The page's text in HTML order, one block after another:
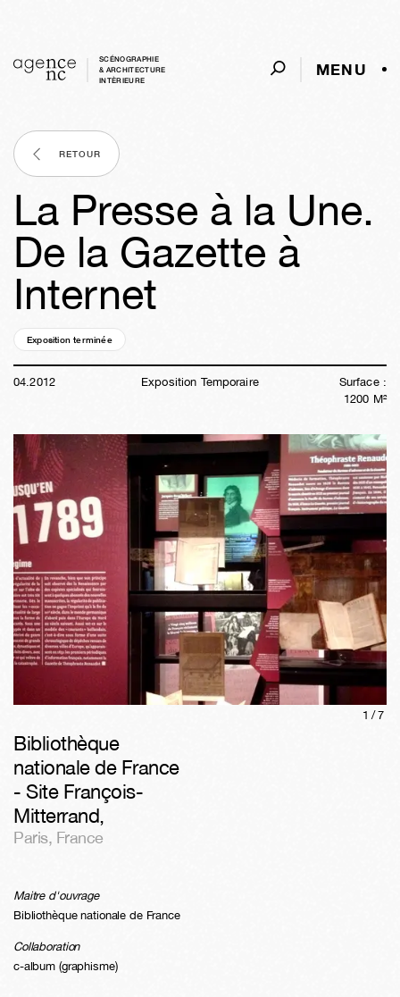
SCÉNOGRAPHIE
& ARCHITECTURE
INTÈRIEURE
MENU
RETOUR
La Presse à la Une.
De la Gazette à
Internet
Exposition terminée
04.2012 Exposition Temporaire
Surface :
1200 M²
1/7
Bibliothèque
nationale de France
- Site François-
Mitterrand,
Paris, France
Maitre d'ouvrage
Bibliothèque nationale de France
Collaboration
c-album (graphisme)